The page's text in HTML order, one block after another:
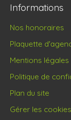
Informations
Nos honoraires
Plaquette
Mentions légales
Politique de
Plan du site
Gérer les cookies